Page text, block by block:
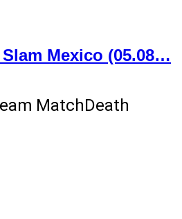
Mexico (05.08…
MatchDeath